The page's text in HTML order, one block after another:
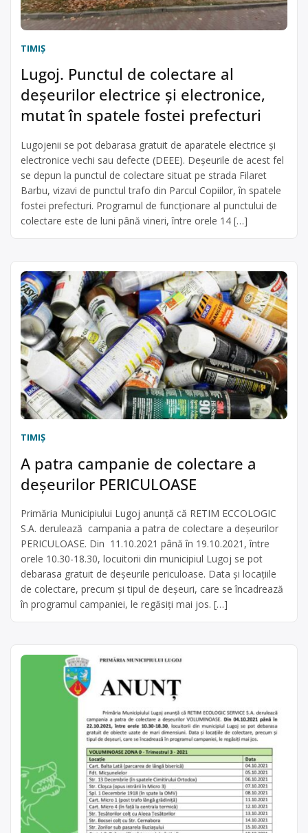
TIMIŞ
Lugoj. Punctul de colectare al
deșeurilor electrice și electronice,
mutat în spatele fostei prefecturi
Lugojenii se pot debarasa gratuit de aparatele electrice și
electronice vechi sau defecte (DEEE). Deșeurile de acest fel
se depun la punctul de colectare situat pe strada Filaret
Barbu, vizavi de punctul trafo din Parcul Copiilor, în spatele
fostei prefecturi. Programul de funcționare al punctului de
colectare este de luni până vineri, între orele 14 […]
TIMIŞ
A patra campanie de colectare a
deșeurilor PERICULOASE
Primăria Municipiului Lugoj anunță că RETIM ECCOLOGIC
S.A. derulează campania a patra de colectare a deșeurilor
PERICULOASE. Din 11.10.2021 până în 19.10.2021, între
orele 10.30-18.30, locuitorii din municipiul Lugoj se pot
debarasa gratuit de deșeurile periculoase. Data și locațiile
de colectare, precum și tipul de deșeuri, care se încadrează
în programul campaniei, le regăsiți mai jos. […]